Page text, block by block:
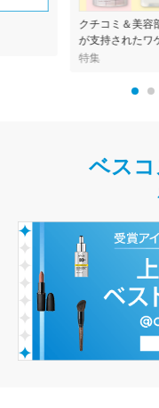
クチコミ＆美容
が支持されたワ
特集
ベス